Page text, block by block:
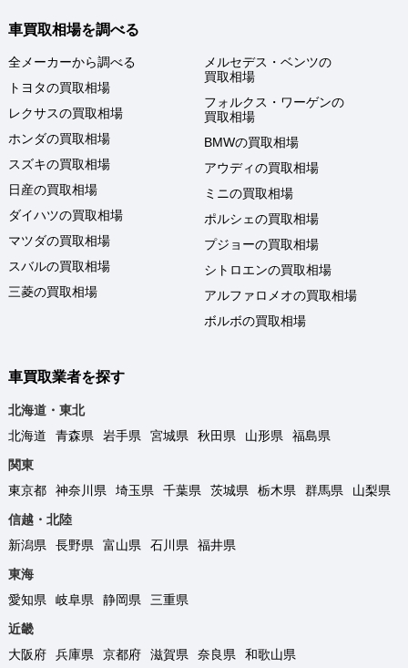
車買取相場を調べる
全メーカーから調べる
トヨタの買取相場
レクサスの買取相場
ホンダの買取相場
スズキの買取相場
日産の買取相場
ダイハツの買取相場
マツダの買取相場
スバルの買取相場
三菱の買取相場
メルセデス・ベンツの
買取相場
フォルクス・ワーゲンの
買取相場
BMWの買取相場
アウディの買取相場
ミニの買取相場
ポルシェの買取相場
プジョーの買取相場
シトロエンの買取相場
アルファロメオの買取相場
ボルボの買取相場
車買取業者を探す
北海道・東北
北海道
青森県 岩手県 宮城県 秋田県 山形県
福島県
関東
東京都
神奈川県 埼玉県 千葉県 茨城県 栃木県 群馬県
山梨県
信越・北陸
新潟県
長野県 富山県 石川県
福井県
東海
愛知県
岐阜県 静岡県
三重県
近畿
大阪府
兵庫県 京都府 滋賀県 奈良県
和歌山県